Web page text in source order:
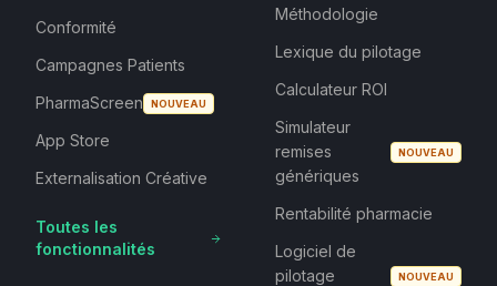
Conformité
Campagnes Patients
PharmaScreen
NOUVEAU
App Store
Externalisation Créative
Toutes les
fonctionnalités
Méthodologie
Lexique du pilotage
Calculateur ROI
Simulateur
remises
génériques
NOUVEAU
Rentabilité pharmacie
Logiciel de
pilotage
NOUVEAU